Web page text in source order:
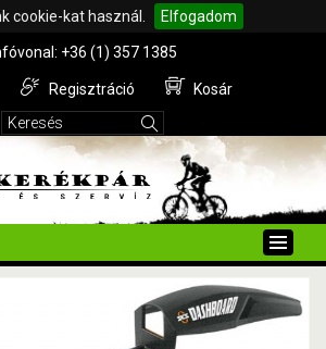
cookie-kat használ. Elfogadom
+36 (1) 357 1385
Regisztráció Kosár
Toggle